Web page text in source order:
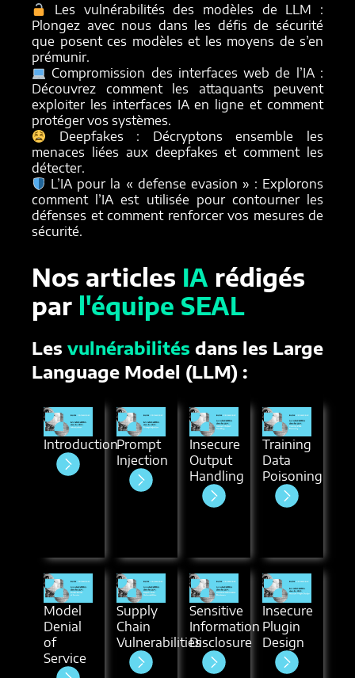
Les vulnérabilités des modèles de LLM :
Plongez avec nous dans les défis de sécurité
que posent ces modèles et les moyens de s’en
prémunir.
Compromission des interfaces web de l’IA :
Découvrez comment les attaquants peuvent
exploiter les interfaces IA en ligne et comment
protéger vos systèmes.
Deepfakes : Décryptons ensemble les
menaces liées aux deepfakes et comment les
détecter.
L’IA pour la « defense evasion » : Explorons
comment l’IA est utilisée pour contourner les
défenses et comment renforcer vos mesures de
sécurité.
Nos articles IA rédigés
par l'équipe SEAL
Les vulnérabilités dans les Large
Language Model (LLM) :
IntroductionPrompt
Injection
Insecure
Output
Handling
Training
Data
Poisoning
Model
Denial
of
Service
Supply
Chain
Vulnerabilities
Sensitive
Information
Disclosure
Insecure
Plugin
Design